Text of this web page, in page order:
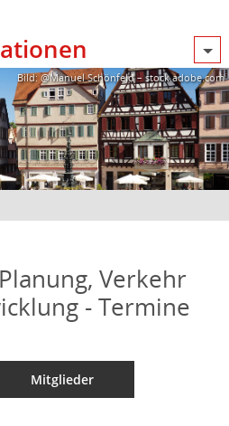
Bild: @Manuel Schönfeld – stock.adobe.com
Verkehr
- Termine
Mitglieder